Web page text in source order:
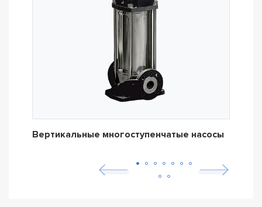
Вертикальные многоступенчатые насосы